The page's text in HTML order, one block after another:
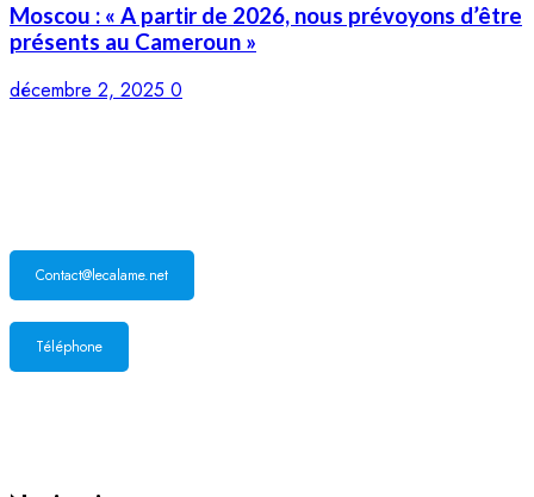
Moscou : « A partir de 2026, nous prévoyons d’être
présents au Cameroun »
décembre 2, 2025 0
Contact@lecalame.net
Téléphone